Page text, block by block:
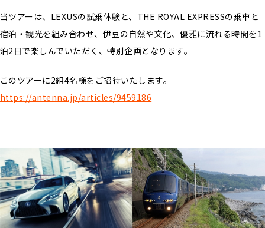
当ツアーは、LEXUSの試乗体験と、THE ROYAL EXPRESSの乗車と
宿泊・観光を組み合わせ、伊豆の自然や文化、優雅に流れる時間を1
泊2日で楽しんでいただく、特別企画となります。
このツアーに2組4名様をご招待いたします。
https://antenna.jp/articles/9459186